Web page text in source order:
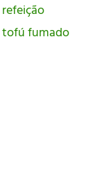
refeição
tofú fumado